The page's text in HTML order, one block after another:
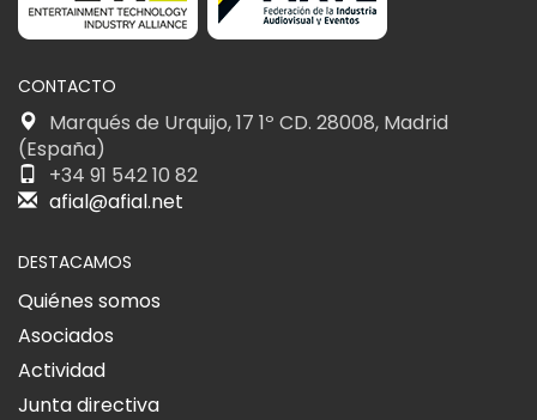
CONTACTO
Marqués de Urquijo, 17 1º CD. 28008, Madrid
(España)
+34 91 542 10 82
afial@afial.net
DESTACAMOS
Quiénes somos
Asociados
Actividad
Junta directiva